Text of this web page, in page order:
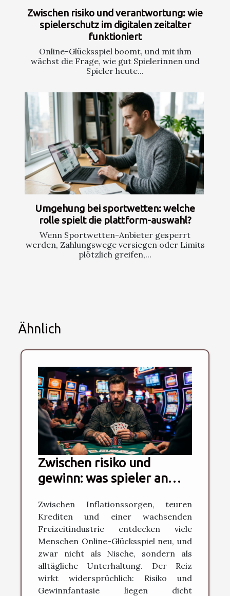
Zwischen risiko und verantwortung: wie
spielerschutz im digitalen zeitalter
funktioniert
Online-Glücksspiel boomt, und mit ihm
wächst die Frage, wie gut Spielerinnen und
Spieler heute...
Umgehung bei sportwetten: welche
rolle spielt die plattform-auswahl?
Wenn Sportwetten-Anbieter gesperrt
werden, Zahlungswege versiegen oder Limits
plötzlich greifen,...
Ähnlich
Zwischen risiko und
gewinn: was spieler an
reizt
Zwischen Inflationssorgen, teuren
Krediten und einer wachsenden
Freizeitindustrie entdecken viele
Menschen Online-Glücksspiel neu, und
zwar nicht als Nische, sondern als
alltägliche Unterhaltung. Der Reiz
wirkt widersprüchlich: Risiko und
Gewinnfantasie liegen dicht